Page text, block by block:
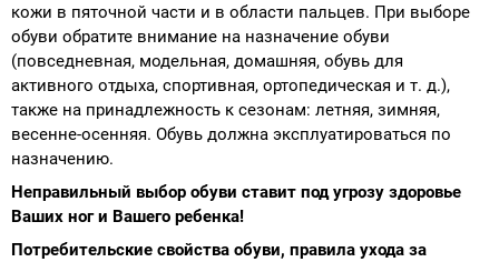
кожи в пяточной части и в области пальцев. При выборе
обуви обратите внимание на назначение обуви
(повседневная, модельная, домашняя, обувь для
активного отдыха, спортивная, ортопедическая и т. д.),
также на принадлежность к сезонам: летняя, зимняя,
весенне-осенняя. Обувь должна эксплуатироваться по
назначению.
Неправильный выбор обуви ставит под угрозу здоровье
Ваших ног и Вашего ребенка!
Потребительские свойства обуви, правила ухода за